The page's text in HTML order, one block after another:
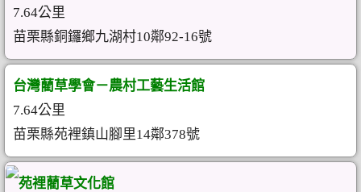
7.64公里
苗栗縣銅鑼鄉九湖村10鄰92-16號
台灣藺草學會－農村工藝生活館
7.64公里
苗栗縣苑裡鎮山腳里14鄰378號
苑裡藺草文化館